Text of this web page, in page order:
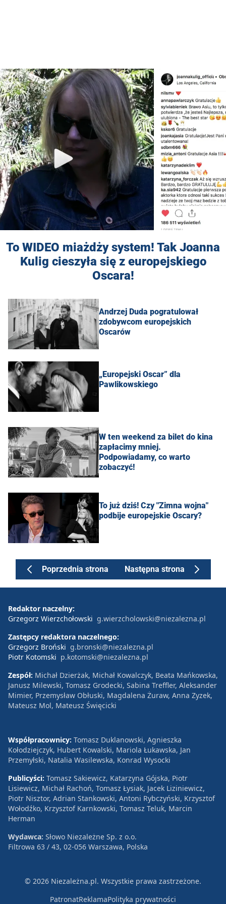
To WIDEO miażdży system! Tak Joanna
Kulig cieszyła się z europejskiego
Oscara!
Andrzej Duda pogratulował
zdobywcom europejskich
Oscarów
„Europejski Oscar” dla
Pawlikowskiego
W ten weekend za bilet do kina
zapłacimy mniej.
Podpowiadamy, co warto
zobaczyć!
To już dziś! Czy "Zimna wojna"
podbije europejskie Oscary?
Poprzednia strona Następna strona
Redaktor naczelny:
Grzegorz Wierzchołowski g.wierzcholowski@niezalezna.pl
Zastępcy redaktora naczelnego:
Grzegorz Broński g.bronski@niezalezna.pl
Piotr Kotomski p.kotomski@niezalezna.pl
Zespół: Michał Dzierżak, Michał Kowalczyk, Beata Mańkowska,
Janusz Milewski, Tomasz Grodecki, Sabina Treffler, Aleksander
Mimier, Przemysław Obłuski, Magdalena Żuraw, Anna Zyzek,
Mateusz Mol, Mateusz Święcicki
Współpracownicy: Tomasz Duklanowski, Agnieszka
Kołodziejczyk, Hubert Kowalski, Mariola Łukawska, Jan
Przemyłski, Natalia Wasilewska, Konrad Wysocki
Publicyści: Tomasz Sakiewicz, Katarzyna Gójska, Piotr
Lisiewicz, Michał Rachoń, Tomasz Łysiak, Jacek Liziniewicz,
Piotr Nisztor, Adrian Stankowski, Antoni Rybczyński, Krzysztof
Wołodźko, Krzysztof Karnkowski, Tomasz Teluk, Marcin
Herman
Wydawca: Słowo Niezależne Sp. z o.o.
Filtrowa 63 / 43, 02-056 Warszawa, Polska
© 2026 Niezależna.pl. Wszystkie prawa zastrzeżone.
PatronatReklamaPolityka prywatności